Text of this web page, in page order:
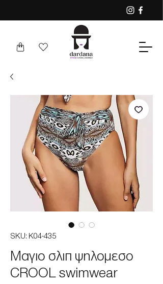
SKU: K04-435
Μαγιο σλιπ ψηλομεσο
CROOL swimwear